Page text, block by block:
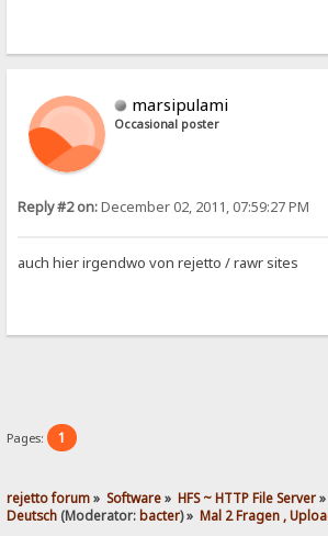
marsipulami
Occasional poster
Reply #2 on:December 02, 2011, 07:59:27 PM
auch hier irgendwo von rejetto / rawr sites
Pages: 1
rejetto forum» Software» HFS ~ HTTP File Server»
Deutsch (Moderator: bacter) » Mal 2 Fragen ,